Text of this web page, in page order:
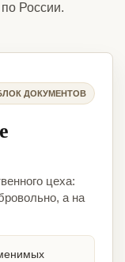
России.
ДОКУМЕНТОВ
цеха:
а на